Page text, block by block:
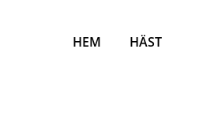
HEM HÄST